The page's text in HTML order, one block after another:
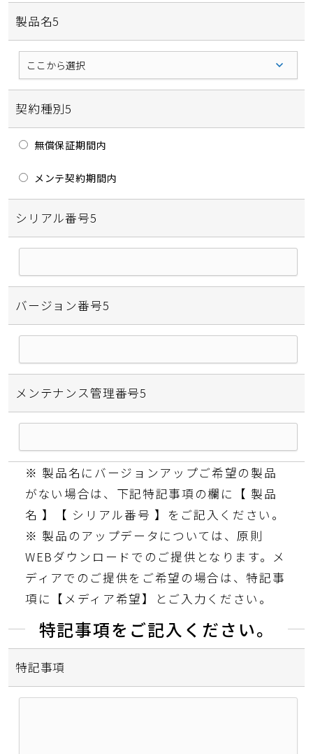
製品名5
契約種別5
無償保証期間内
メンテ契約期間内
シリアル番号5
バージョン番号5
メンテナンス管理番号5
※ 製品名にバージョンアップご希望の製品
がない場合は、下記特記事項の欄に【 製品
名 】【 シリアル番号 】をご記入ください。
※ 製品のアップデータについては、原則
WEBダウンロードでのご提供となります。メ
ディアでのご提供をご希望の場合は、特記事
項に【メディア希望】とご入力ください。
特記事項をご記入ください。
特記事項